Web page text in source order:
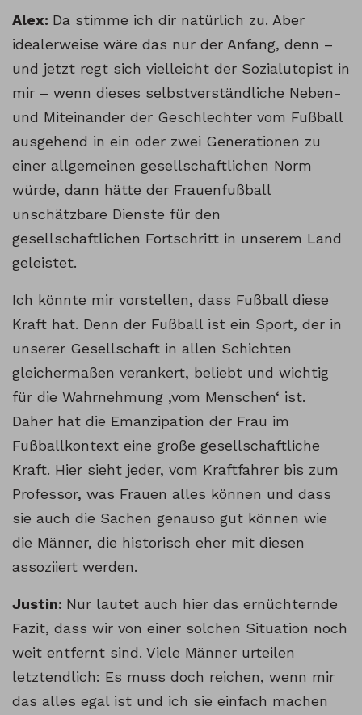
Alex: Da stimme ich dir natürlich zu. Aber
idealerweise wäre das nur der Anfang, denn –
und jetzt regt sich vielleicht der Sozialutopist in
mir – wenn dieses selbstverständliche Neben-
und Miteinander der Geschlechter vom Fußball
ausgehend in ein oder zwei Generationen zu
einer allgemeinen gesellschaftlichen Norm
würde, dann hätte der Frauenfußball
unschätzbare Dienste für den
gesellschaftlichen Fortschritt in unserem Land
geleistet.
Ich könnte mir vorstellen, dass Fußball diese
Kraft hat. Denn der Fußball ist ein Sport, der in
unserer Gesellschaft in allen Schichten
gleichermaßen verankert, beliebt und wichtig
für die Wahrnehmung ‚vom Menschen‘ ist.
Daher hat die Emanzipation der Frau im
Fußballkontext eine große gesellschaftliche
Kraft. Hier sieht jeder, vom Kraftfahrer bis zum
Professor, was Frauen alles können und dass
sie auch die Sachen genauso gut können wie
die Männer, die historisch eher mit diesen
assoziiert werden.
Justin: Nur lautet auch hier das ernüchternde
Fazit, dass wir von einer solchen Situation noch
weit entfernt sind. Viele Männer urteilen
letztendlich: Es muss doch reichen, wenn mir
das alles egal ist und ich sie einfach machen